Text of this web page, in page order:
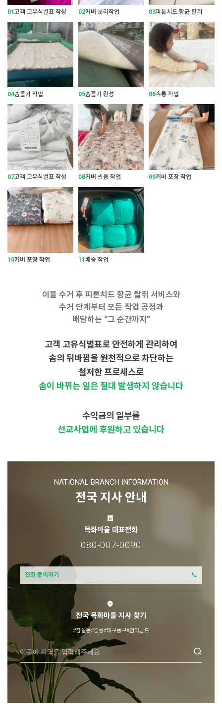
01고객 고유식별표 작성 02커버 분리작업 03피톤치드 항균 탈취
04솜틀기 작업 05솜틀기 완성 06속통 작업
07고객 고유식별표 작성 08커버 씌움 작업 09커버 포장 작업
10커버 포장 작업 11 배송 작업
이불 수거 후 피톤치드 항균 탈취 서비스와
수거 단계부터 모든 작업 공정과
배달하는 “그 순간까지”
고객 고유식별표로 안전하게 관리하여
솜의 뒤바뀜을 원천적으로 차단하는
철저한 프로세스로
솜이 바뀌는 일은 절대 발생하지 않습니다
수익금의 일부를
선교사업에 후원하고 있습니다
NATIONAL BRANCH INFORMATION
전국 지사 안내
목화마을 대표전화
080-007-0090
전화 문의하기
전국 목화마을 지사 찾기
#잠실동#강릉#대구동구#전라남도